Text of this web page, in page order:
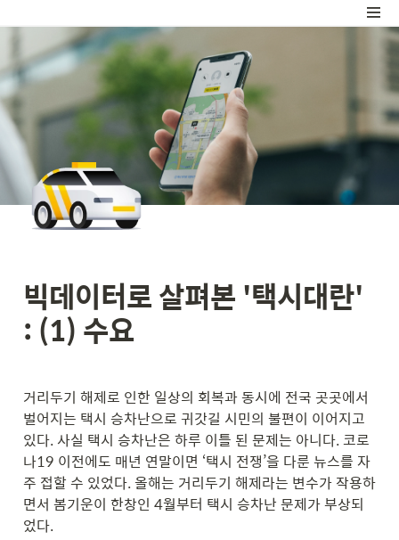
빅데이터로 살펴본 '택시대란'
: (1) 수요
거리두기 해제로 인한 일상의 회복과 동시에 전국 곳곳에서
벌어지는 택시 승차난으로 귀갓길 시민의 불편이 이어지고
있다. 사실 택시 승차난은 하루 이틀 된 문제는 아니다. 코로
나19 이전에도 매년 연말이면 ‘택시 전쟁’을 다룬 뉴스를 자
주 접할 수 있었다. 올해는 거리두기 해제라는 변수가 작용하
면서 봄기운이 한창인 4월부터 택시 승차난 문제가 부상되
었다.